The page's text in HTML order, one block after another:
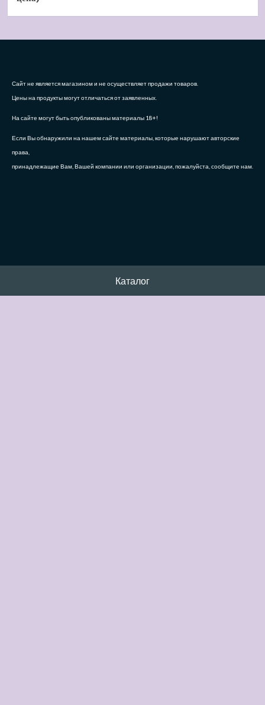
Сайт не является магазином и не осуществляет продажи товаров.
Цены на продукты могут отличаться от заявленных.
На сайте могут быть опубликованы материалы 18+!
Если Вы обнаружили на нашем сайте материалы, которые нарушают авторские
права,
принадлежащие Вам, Вашей компании или организации, пожалуйста, сообщите нам.
Каталог